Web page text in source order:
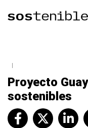
Proyecto
sostenibles